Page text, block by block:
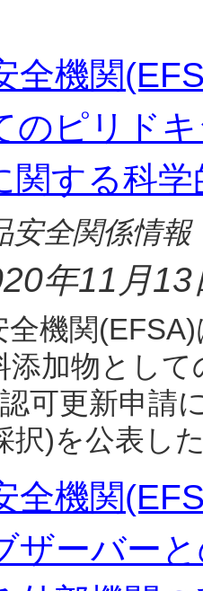
全機関
のピリド
関する科
安全関係情報
年11月13
機関
添加物とし
可更新申請
択)を公表し
全機関
ザーバー